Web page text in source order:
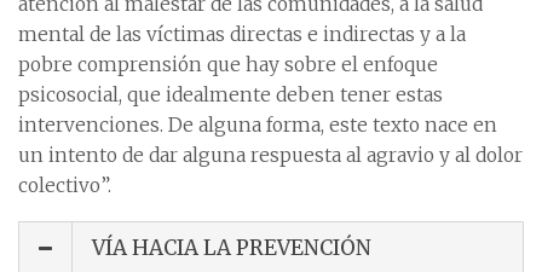
mental de las víctimas directas e indirectas y a la
pobre comprensión que hay sobre el enfoque
psicosocial, que idealmente deben tener estas
intervenciones. De alguna forma, este texto nace en
un intento de dar alguna respuesta al agravio y al dolor
colectivo”.
VÍA HACIA LA PREVENCIÓN